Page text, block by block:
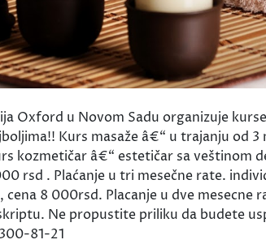
Oxford u Novom Sadu organizuje
Kurs masaže â€“ u trajanju od
kozmetičar â€“ estetičar sa veštinom
rsd . Plaćanje u tri mesečne rate.
cena 8 000rsd. Placanje u dve
Ne propustite priliku da budete
81-21